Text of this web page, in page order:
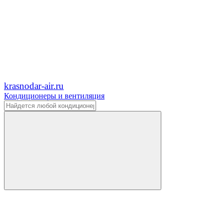
krasnodar-air.ru
Кондиционеры и вентиляция